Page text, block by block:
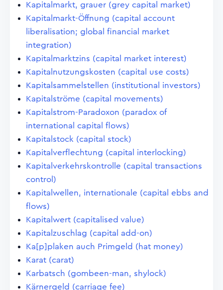
Kapitalmarkt, grauer (grey capital market)
Kapitalmarkt-Öffnung (capital account
liberalisation; global financial market
integration)
Kapitalmarktzins (capital market interest)
Kapitalnutzungskosten (capital use costs)
Kapitalsammelstellen (institutional investors)
Kapitalströme (capital movements)
Kapitalstrom-Paradoxon (paradox of
international capital flows)
Kapitalstock (capital stock)
Kapitalverflechtung (capital interlocking)
Kapitalverkehrskontrolle (capital transactions
control)
Kapitalwellen, internationale (capital ebbs and
flows)
Kapitalwert (capitalised value)
Kapitalzuschlag (capital add-on)
Ka[p]plaken auch Primgeld (hat money)
Karat (carat)
Karbatsch (gombeen-man, shylock)
Kärnergeld (carriage fee)